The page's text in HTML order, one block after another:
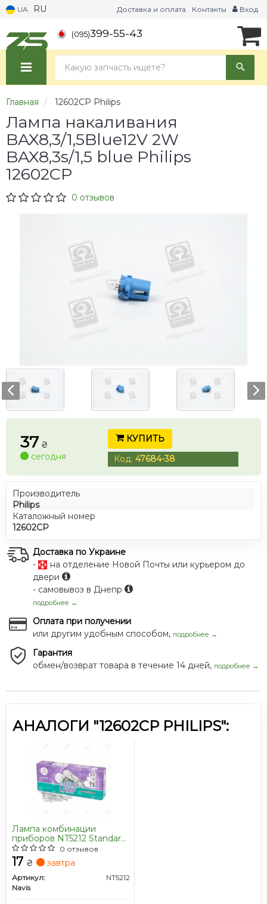
UA RU Доставка и оплата Контакты Вход
(095)399-55-43
Главная 12602CP Philips
Лампа накаливания
BAX8,3/1,5Blue12V 2W
BAX8,3s/1,5 blue Philips
12602CP
0 отзывов
37 ₴
сегодня
КУПИТЬ
Код: 47684-38
Производитель
Philips
Каталожный номер
12602CP
Доставка по Украине
-
на отделение Новой Почты или курьером до
двери
- самовывоз в Днепр
подробнее →
Оплата при получении
или другим удобным способом, подробнее →
Гарантия
обмен/возврат товара в течение 14 дней, подробнее →
АНАЛОГИ "12602CP PHILIPS":
Лампа комбинации
приборов NT5212 Standard
(мин.10шт) NAVIS
0 отзывов
17 ₴ завтра
Артикул:
NT5212
Navis